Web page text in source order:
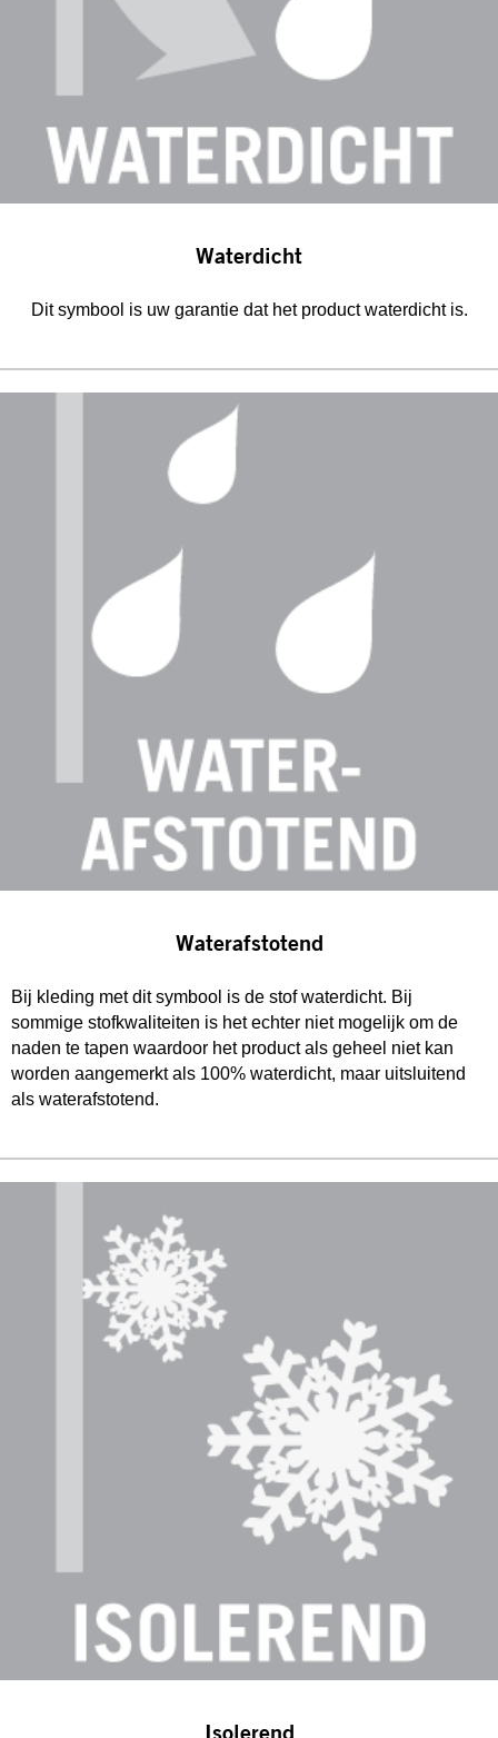
Waterdicht
Dit symbool is uw garantie dat het product waterdicht is.
Waterafstotend
Bij kleding met dit symbool is de stof waterdicht. Bij
sommige stofkwaliteiten is het echter niet mogelijk om de
naden te tapen waardoor het product als geheel niet kan
worden aangemerkt als 100% waterdicht, maar uitsluitend
als waterafstotend.
Isolerend